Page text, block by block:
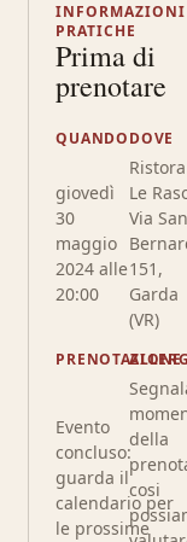
INFORMAZIONI
PRATICHE
Prima di
prenotare
QUANDO
giovedì
30
maggio
2024 alle
20:00
DOVE
Le
Via
151,
Garda
(VR)
PRENOTAZIONE
Evento
concluso:
guarda il
calendario per
le prossime
della
cosi